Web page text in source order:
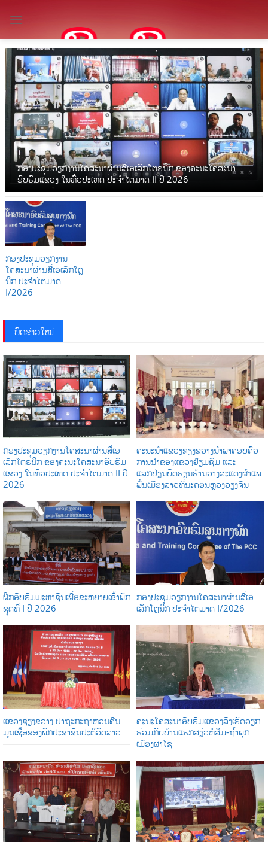
content
ກອງປະຊຸມວຽກງານໂຄສະນາຜ່ານສື່ເອເລັກໂຕຣນິກ ຂອງຄະນະໂຄສະນາ
ອົບຮົມແຂວງ ໃນທົ່ວປະເທດ ປະຈໍາໄຕມາດ II ປີ 2026
ກອງປະຊຸມວຽກງານ
ໂຄສະນາຜ່ານສື່ເອເລັກໂຕຼ
ນິກ ປະຈໍາໄຕມາດ
I/2026
ບົດຂ່າວໃໝ່
ກອງປະຊຸມວຽກງານໂຄສະນາຜ່ານສື່ເອ
ເລັກໂຕຣນິກ ຂອງຄະນະໂຄສະນາອົບຮົມ
ແຂວງ ໃນທົ່ວປະເທດ ປະຈໍາໄຕມາດ II ປີ
2026
ຄະນະນຳແຂວງຊຽງຂວາງນຳພາຄອບຄົວ
ການນໍາຂອງແຂວງຢ້ຽມຊົມ ແລະ
ແລກປ່ຽນບົດຮຽນຮ້ານວາງສະແດງຜ້າແພ
ພື້ນເມືອງລາວທີ່ນະຄອນຫຼວງວຽງຈັນ
ຝຶກອົບຮົມມະຫາຊົນເພື່ອຂະຫຍາຍເຂົ້າພັກ
ຊຸດທີ່ I ປີ 2026
ກອງປະຊຸມວຽກງານໂຄສະນາຜ່ານສື່ເອ
ເລັກໂຕຼນິກ ປະຈໍາໄຕມາດ I/2026
ແຂວງຊຽງຂວາງ ປາຖະກະຖາຫວນຄືນ
ມູນເຊື້ອຂອງພັກປະຊາຊົນປະຕິວັດລາວ
ຄະນະໂຄສະນາອົບຮົມແຂວງລົງເຮັດວຽກ
ຮ່ວມກັບບ້ານແຮກສຽ່ວຫໍສິມ-ຖໍ້າພຸກ
ເມືອງຜາໄຊ